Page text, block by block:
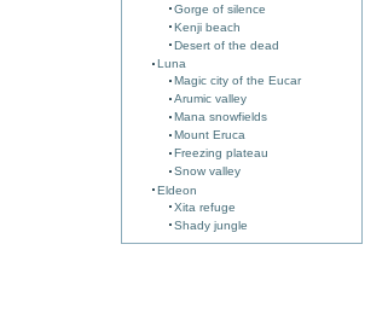
Gorge of silence
Kenji beach
Desert of the dead
Luna
Magic city of the Eucar
Arumic valley
Mana snowfields
Mount Eruca
Freezing plateau
Snow valley
Eldeon
Xita refuge
Shady jungle